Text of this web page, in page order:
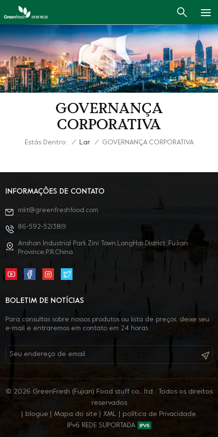
GOVERNANÇA
CORPORATIVA
Estás Dentro: / Lar / GOVERNANÇA CORPORATIVA
INFORMAÇÕES DE CONTATO
mkt@greenfreshfood.com
86-592-5213819
Anshan Industrial Park,Zini Town,LongHai District ,FuJian
Province,P.R.China
BOLETIM DE NOTÍCIAS
Para consultas sobre nossos produtos ou lista de preços, deixe seu
e-mail e entraremos em contato em 24 horas.
© 2026 GreenFresh (Fujian) Food stuff co., ltd . Todos os direitos
reservados
blogue Mapa do site XML
política de Privacidade
IPv6 REDE SUPORTADA